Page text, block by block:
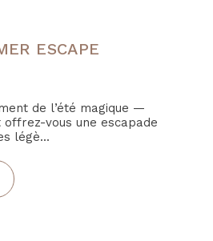
ESCAPE
de l’été magique —
vous une escapade
légè...